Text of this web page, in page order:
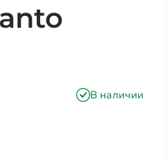
В наличии